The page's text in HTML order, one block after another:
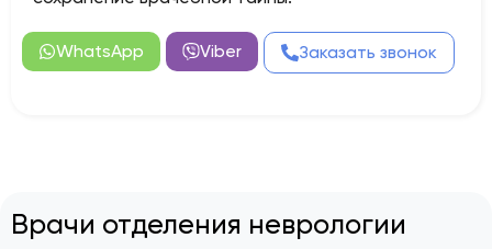
WhatsApp Viber Заказать звонок
Врачи отделения неврологии